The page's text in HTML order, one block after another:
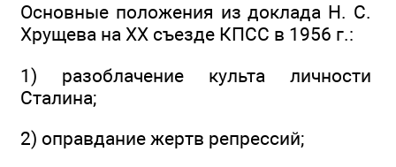
Основные положения из доклада Н. С.
Хрущева на ХХ съезде КПСС в 1956 г.:
1) разоблачение культа личности
Сталина;
2) оправдание жертв репрессий;